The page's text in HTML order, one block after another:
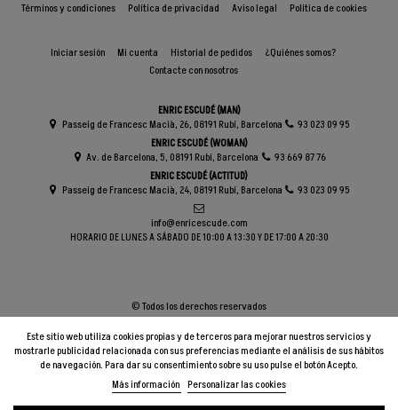
Términos y condiciones Política de privacidad Aviso legal Política de cookies
Iniciar sesión Mi cuenta Historial de pedidos
¿Quiénes somos?
Contacte con nosotros
ENRIC ESCUDÉ (MAN)
Passeig de Francesc Macià, 26, 08191 Rubí, Barcelona
93 023 09 95
ENRIC ESCUDÉ (WOMAN)
Av. de Barcelona, 5, 08191 Rubí, Barcelona
93 669 87 76
ENRIC ESCUDÉ (ACTITUD)
Passeig de Francesc Macià, 24, 08191 Rubí, Barcelona
93 023 09 95
info@enricescude.com
HORARIO DE LUNES A SÁBADO DE 10:00 A 13:30 Y DE 17:00 A 20:30
Este sitio web utiliza cookies propias y de terceros para mejorar nuestros servicios y
mostrarle publicidad relacionada con sus preferencias mediante el análisis de sus hábitos
de navegación. Para dar su consentimiento sobre su uso pulse el botón Acepto.
Más información Personalizar las cookies
© Todos los derechos reservados